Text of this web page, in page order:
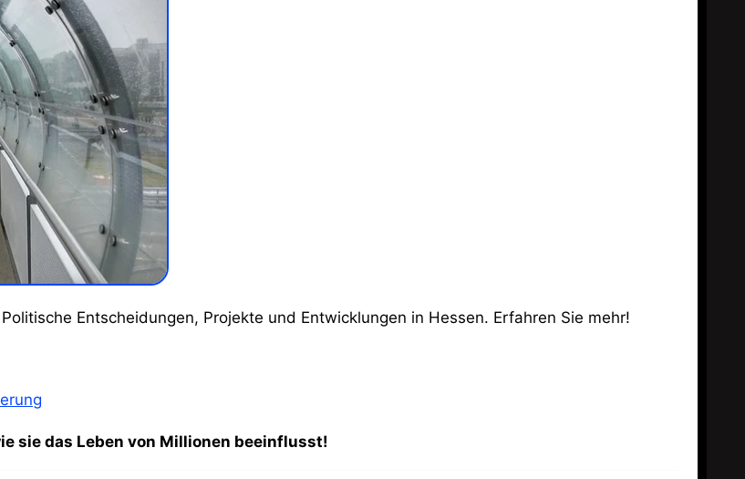
Entscheidungen, Projekte und Entwicklungen in Hessen. Erfahren Sie mehr!
sie das Leben von Millionen beeinflusst!